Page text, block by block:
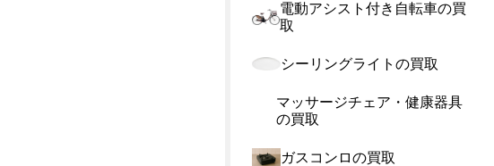
電動アシスト付き自転車の買
取
シーリングライトの買取
マッサージチェア・健康器具
の買取
ガスコンロの買取